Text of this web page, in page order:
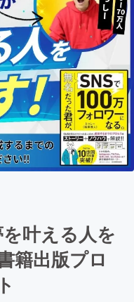
を叶える人を
籍出版プロ